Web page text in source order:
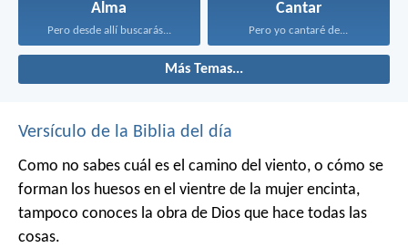
Alma
Pero desde allí buscarás...
Cantar
Pero yo cantaré de...
Más Temas...
Versículo de la Biblia del día
Como no sabes cuál es el camino del viento, o cómo se
forman los huesos en el vientre de la mujer encinta,
tampoco conoces la obra de Dios que hace todas las
cosas.